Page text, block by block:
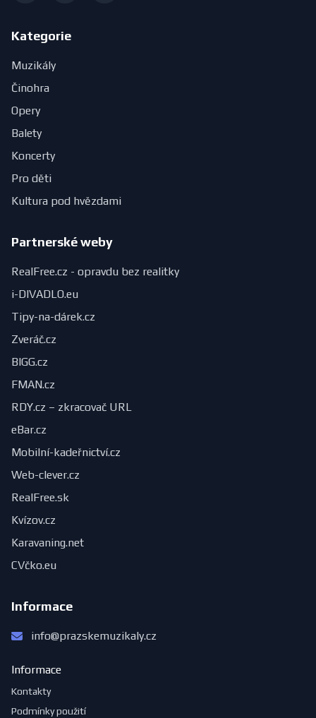
Kategorie
Muzikály
Činohra
Opery
Balety
Koncerty
Pro děti
Kultura pod hvězdami
Partnerské weby
RealFree.cz - opravdu bez realitky
i-DIVADLO.eu
Tipy-na-dárek.cz
Zveráč.cz
BIGG.cz
FMAN.cz
RDY.cz – zkracovač URL
eBar.cz
Mobilní-kadeřnictví.cz
Web-clever.cz
RealFree.sk
Kvízov.cz
Karavaning.net
CVčko.eu
Informace
info@prazskemuzikaly.cz
Informace
Kontakty
Podmínky použití